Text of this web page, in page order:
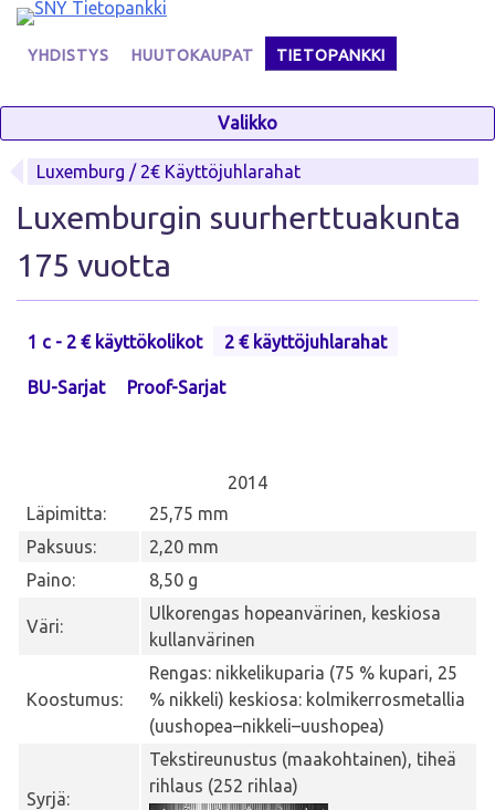
Skip
contentYHDISTYS HUUTOKAUPAT TIETOPANKKI
Valikko
Luxemburg / 2€ Käyttöjuhlarahat
Luxemburgin suurherttuakunta
175 vuotta
1 c - 2 € käyttökolikot 2 € käyttöjuhlarahat
BU-Sarjat Proof-Sarjat
2014
Läpimitta:
25,75 mm
Paksuus:
2,20 mm
Paino:
8,50 g
Väri:
Ulkorengas hopeanvärinen, keskiosa
kullanvärinen
Koostumus:
Rengas: nikkelikuparia (75 % kupari, 25
% nikkeli) keskiosa: kolmikerrosmetallia
(uushopea–nikkeli–uushopea)
Syrjä:
Tekstireunustus (maakohtainen), tiheä
rihlaus (252 rihlaa)